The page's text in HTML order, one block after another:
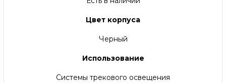
Цвет корпуса
Черный
Использование
Системы трекового освещения